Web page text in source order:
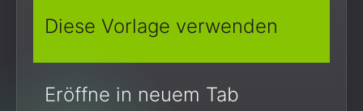
Diese Vorlage verwenden
Eröffne in neuem Tab